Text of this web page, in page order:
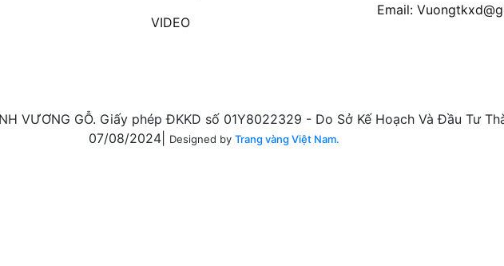
VIDEO
Email:
VƯƠNG GỖ. Giấy phép ĐKKD số 01Y8022329 - Do Sở Kế Hoạch Và Đầu Tư
07/08/2024|
Designed by Trang vàng Việt Nam.